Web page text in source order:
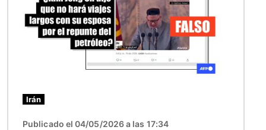
Irán
Publicado el 04/05/2026 a las 17:34